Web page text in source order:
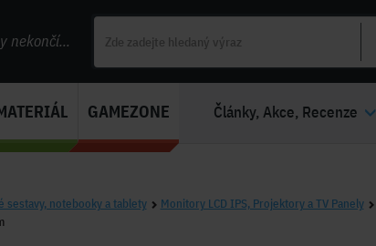
nekončí...
GAMEZONE Články, Akce, Recenze
sestavy, notebooky a tablety Monitory LCD IPS, Projektory a TV Panely